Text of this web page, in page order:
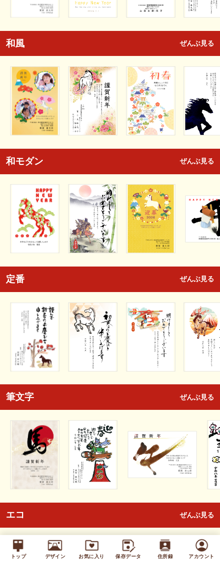
トップ デザイン お気に入り 保存データ 住所録 アカウント
和風 ぜんぶ見る
和モダン ぜんぶ見る
定番 ぜんぶ見る
筆文字 ぜんぶ見る
エコ ぜんぶ見る